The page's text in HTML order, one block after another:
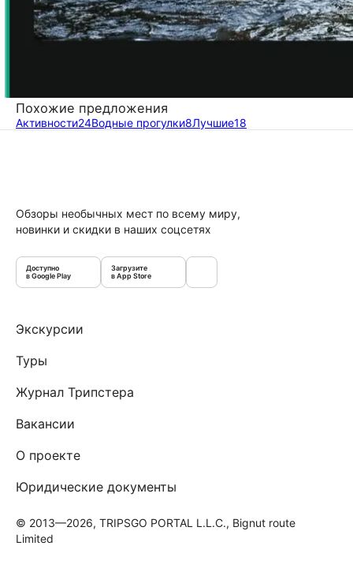
Похожие предложения
Активности24Водные прогулки8Лучшие18
Обзоры необычных мест по всему миру,
новинки и скидки в наших соцсетях
Доступно
в Google Play
Загрузите
в App Store
Экскурсии
Туры
Журнал Трипстера
Вакансии
О проекте
Юридические документы
© 2013—2026, TRIPSGO PORTAL L.L.C., Bignut route
Limited